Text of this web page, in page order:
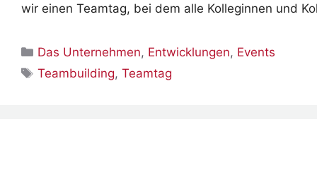
wir einen Teamtag, bei dem alle Kolleginnen und
Kategorien
Das Unternehmen, Entwicklungen, Events
Schlagwörter
Teambuilding,Teamtag